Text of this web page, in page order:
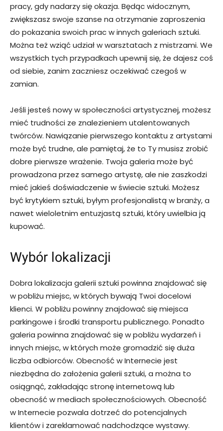
pracy, gdy nadarzy się okazja. Będąc widocznym,
zwiększasz swoje szanse na otrzymanie zaproszenia
do pokazania swoich prac w innych galeriach sztuki.
Można też wziąć udział w warsztatach z mistrzami. We
wszystkich tych przypadkach upewnij się, że dajesz coś
od siebie, zanim zaczniesz oczekiwać czegoś w
zamian.
Jeśli jesteś nowy w społeczności artystycznej, możesz
mieć trudności ze znalezieniem utalentowanych
twórców. Nawiązanie pierwszego kontaktu z artystami
może być trudne, ale pamiętaj, że to Ty musisz zrobić
dobre pierwsze wrażenie. Twoja galeria może być
prowadzona przez samego artystę, ale nie zaszkodzi
mieć jakieś doświadczenie w świecie sztuki. Możesz
być krytykiem sztuki, byłym profesjonalistą w branży, a
nawet wieloletnim entuzjastą sztuki, który uwielbia ją
kupować.
Wybór lokalizacji
Dobra lokalizacja galerii sztuki powinna znajdować się
w pobliżu miejsc, w których bywają Twoi docelowi
klienci. W pobliżu powinny znajdować się miejsca
parkingowe i środki transportu publicznego. Ponadto
galeria powinna znajdować się w pobliżu wydarzeń i
innych miejsc, w których może gromadzić się duża
liczba odbiorców. Obecność w Internecie jest
niezbędna do założenia galerii sztuki, a można to
osiągnąć, zakładając stronę internetową lub
obecność w mediach społecznościowych. Obecność
w Internecie pozwala dotrzeć do potencjalnych
klientów i zareklamować nadchodzące wystawy.